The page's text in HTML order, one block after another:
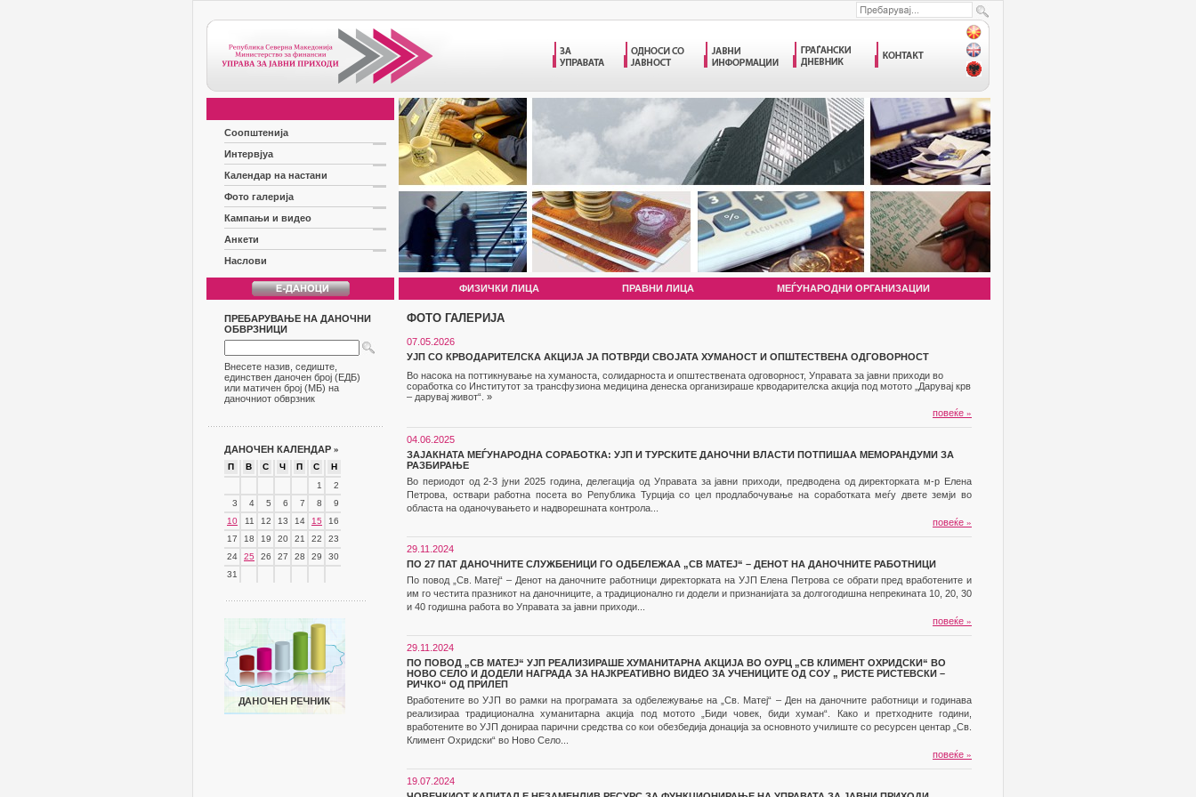
Соопштенија
Интервјуа
Календар на настани
Фото галерија
Кампањи и видео
Анкети
Наслови
ФИЗИЧКИ ЛИЦА ПРАВНИ ЛИЦА МЕЃУНАРОДНИ ОРГАНИЗАЦИИ
ПРЕБАРУВАЊЕ НА ДАНОЧНИ
ОБВРЗНИЦИ
Внесете назив, седиште,
единствен даночен број (ЕДБ)
или матичен број (МБ) на
даночниот обврзник
ДАНОЧЕН КАЛЕНДАР »
П В С Ч П С
Н
1
2
3
4 5 6 7 8
9
10
11 12 13 14 15
16
17
18 19 20 21 22
23
24
25 26 27 28 29
30
31
ФОТО ГАЛЕРИЈА
07.05.2026
УЈП СО КРВОДАРИТЕЛСКА АКЦИЈА ЈА ПОТВРДИ СВОЈАТА ХУМАНОСТ И ОПШТЕСТВЕНА ОДГОВОРНОСТ
Во насока на поттикнување на хуманоста, солидарноста и општествената одговорност, Управата за јавни приходи во
соработка со Институтот за трансфузиона медицина денеска организираше крводарителска акција под мотото „Дарувај крв
– дарувај живот“. »
повеќе »
04.06.2025
ЗАЈАКНАТА МЕЃУНАРОДНА СОРАБОТКА: УЈП И ТУРСКИТЕ ДАНОЧНИ ВЛАСТИ ПОТПИШАА МЕМОРАНДУМИ ЗА
РАЗБИРАЊЕ
Во периодот од 2-3 јуни 2025 година, делегација од Управата за јавни приходи, предводена од директорката м-р Елена
Петрова, оствари работна посета во Република Турција со цел продлабочување на соработката меѓу двете земји во
областа на оданочувањето и надворешната контрола...
повеќе »
29.11.2024
ПО 27 ПАТ ДАНОЧНИТЕ СЛУЖБЕНИЦИ ГО ОДБЕЛЕЖАА „СВ МАТЕЈ“ – ДЕНОТ НА ДАНОЧНИТЕ РАБОТНИЦИ
По повод „Св. Матеј“ – Денот на даночните работници директорката на УЈП Елена Петрова се обрати пред вработените и
им го честита празникот на даночниците, а традиционално ги додели и признанијата за долгогодишна непрекината 10, 20, 30
и 40 годишна работа во Управата за јавни приходи...
повеќе »
29.11.2024
ПО ПОВОД „СВ МАТЕЈ“ УЈП РЕАЛИЗИРАШЕ ХУМАНИТАРНА АКЦИЈА ВО ОУРЦ „СВ КЛИМЕНТ ОХРИДСКИ“ ВО
НОВО СЕЛО И ДОДЕЛИ НАГРАДА ЗА НАЈКРЕАТИВНО ВИДЕО ЗА УЧЕНИЦИТЕ ОД СОУ „ РИСТЕ РИСТЕВСКИ –
РИЧКО“ ОД ПРИЛЕП
Вработените во УЈП во рамки на програмата за одбележување на „Св. Матеј“ – Ден на даночните работници и годинава
реализираа традиционална хуманитарна акција под мотото „Биди човек, биди хуман“. Како и претходните години,
вработените во УЈП донираа парични средства со кои обезбедија донација за основното училиште со ресурсен центар „Св.
Климент Охридски“ во Ново Село...
повеќе »
19.07.2024